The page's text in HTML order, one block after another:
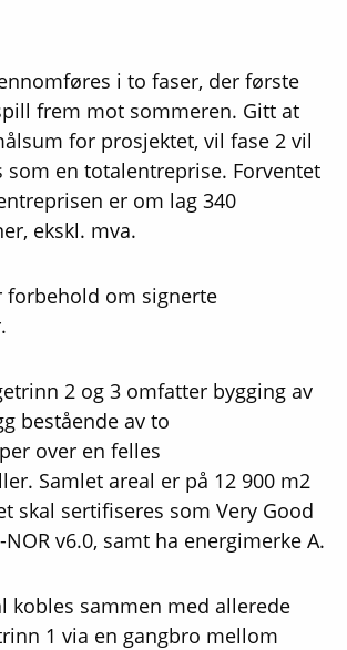
i to faser, der første
frem mot sommeren. Gitt at
for prosjektet, vil fase 2 vil
som en totalentreprise. Forventet
er om lag 340
ekskl. mva.
forbehold om signerte
2 og 3 omfatter bygging av
bestående av to
over en felles
Samlet areal er på 12 900 m2
skal sertifiseres som Very Good
NOR v6.0, samt ha energimerke A.
kobles sammen med allerede
1 via en gangbro mellom